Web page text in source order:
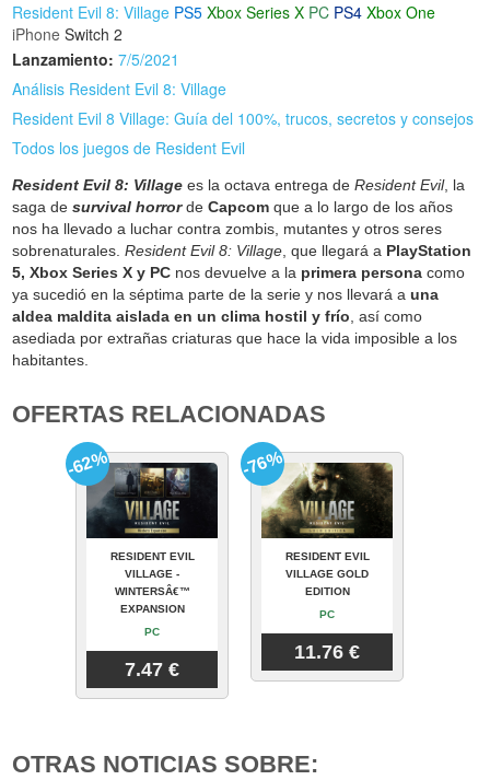
Resident Evil 8: Village PS5 Xbox Series X PC PS4 Xbox One
iPhone Switch 2
Lanzamiento: 7/5/2021
Análisis Resident Evil 8: Village
Resident Evil 8 Village: Guía del 100%, trucos, secretos y consejos
Todos los juegos de Resident Evil
Resident Evil 8: Village es la octava entrega deResident Evil, la
saga de survival horrordeCapcom que a lo largo de los años
nos ha llevado a luchar contra zombis, mutantes y otros seres
sobrenaturales.Resident Evil 8: Village, que llegará a PlayStation
5, Xbox Series X y PC nos devuelve a la primera persona como
ya sucedió en la séptima parte de la serie y nos llevará auna
aldea maldita aislada en un clima hostil y frío, así como
asediada por extrañas criaturas que hace la vida imposible a los
habitantes.
OFERTAS RELACIONADAS
RESIDENT EVIL
VILLAGE -
WINTERSÂ€™
EXPANSION
PC
7.47 €
-62%
RESIDENT EVIL
VILLAGE GOLD
EDITION
PC
11.76 €
-76%
OTRAS NOTICIAS SOBRE: